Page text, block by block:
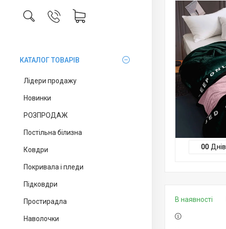
КАТАЛОГ ТОВАРІВ
Лідери продажу
Новинки
РОЗПРОДАЖ
Постільна білизна
Ковдри
Покривала і пледи
Підковдри
Простирадла
Наволочки
00 Днів
В наявності